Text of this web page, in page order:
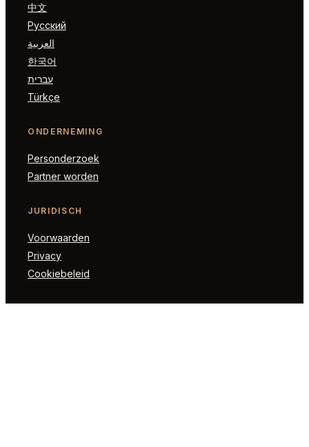
中文
Русский
العربية
한국어
עברית
Türkçe
ONDERNEMING
Personderzoek
Partner worden
JURIDISCH
Voorwaarden
Privacy
Cookiebeleid